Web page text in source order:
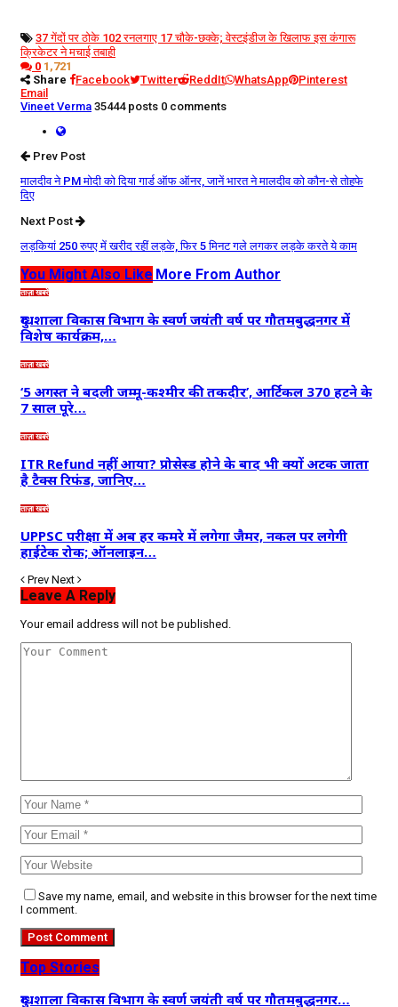
37 गेंदों पर ठोके 102 रनलगाए 17 चौके-छक्के; वेस्टइंडीज के खिलाफ इस कंगारू
क्रिकेटर ने मचाई तबाही
0 1,721
Share
Facebook Twitter ReddIt WhatsApp
Pinterest
Email
Vineet Verma 35444 posts 0 comments
Prev Post
मालदीव ने PM मोदी को दिया गार्ड ऑफ ऑनर, जानें भारत ने मालदीव को कौन-से तोहफे
दिए
Next Post
लड़कियां 250 रुपए में खरीद रहीं लड़के, फिर 5 मिनट गले लगकर लड़के करते ये काम
You Might Also Like More From Author
ताज़ा खबरें
दुग्धशाला विकास विभाग के स्वर्ण जयंती वर्ष पर गौतमबुद्धनगर में
विशेष कार्यक्रम,…
ताज़ा खबरें
‘5 अगस्त ने बदली जम्मू-कश्मीर की तकदीर’, आर्टिकल 370 हटने के
7 साल पूरे…
ताज़ा खबरें
ITR Refund नहीं आया? प्रोसेस्ड होने के बाद भी क्यों अटक जाता
है टैक्स रिफंड, जानिए…
ताज़ा खबरें
UPPSC परीक्षा में अब हर कमरे में लगेगा जैमर, नकल पर लगेगी
हाईटेक रोक; ऑनलाइन…
Prev Next
Leave A Reply
Your email address will not be published.
Save my name, email, and website in this browser for the next time
I comment.
Top Stories
दुग्धशाला विकास विभाग के स्वर्ण जयंती वर्ष पर गौतमबुद्धनगर…